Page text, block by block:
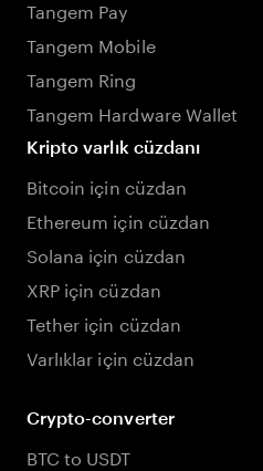
Tangem Pay
Tangem Mobile
Tangem Ring
Tangem Hardware Wallet
Kripto varlık cüzdanı
Bitcoin için cüzdan
Ethereum için cüzdan
Solana için cüzdan
XRP için cüzdan
Tether için cüzdan
Varlıklar için cüzdan
Crypto-converter
BTC to USDT